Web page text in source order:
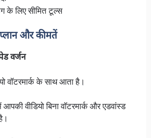
के लिए सीमित टूल्स
और कीमतें
वर्जन
वॉटरमार्क के साथ आता है।
वीडियो बिना वॉटरमार्क और एडवांस्ड